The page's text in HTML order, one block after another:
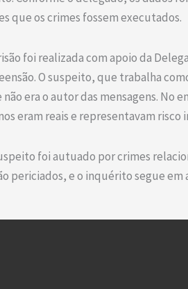
que os crimes fossem executados.
foi realizada com apoio da
O suspeito, que trabalha
não era o autor das mensagens. No
eram reais e representavam risco
foi autuado por crimes
periciados, e o inquérito segue